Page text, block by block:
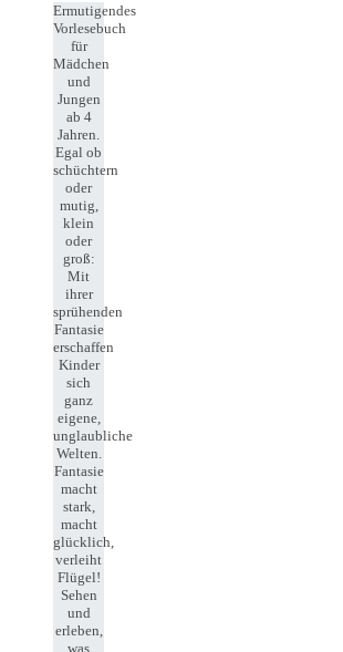
Ermutigendes
Vorlesebuch
für
Mädchen
und
Jungen
ab 4
Jahren.
Egal ob
schüchtern
oder
mutig,
klein
oder
groß:
Mit
ihrer
sprühenden
Fantasie
erschaffen
Kinder
sich
ganz
eigene,
unglaubliche
Welten.
Fantasie
macht
stark,
macht
glücklich,
verleiht
Flügel!
Sehen
und
erleben,
was